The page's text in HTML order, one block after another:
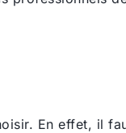
En effet, il